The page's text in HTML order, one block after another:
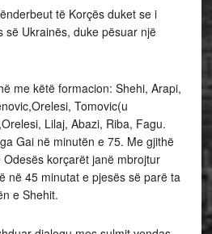
të Korçës duket se i
së Ukrainës, duke pësuar një
me këtë formacion: Shehi, Arapi,
Tomovic(u
Lilaj, Abazi, Riba, Fagu.
Gai në minutën e 75. Me gjithë
korçarët janë mbrojtur
në 45 minutat e pjesës së parë ta
e Shehit.